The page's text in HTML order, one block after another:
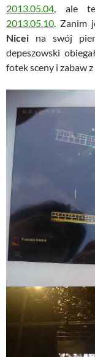
2013.05.04 , ale
2013.05.10 . Zanim
Nicei na swój
depeszowski
fotek sceny i zabaw